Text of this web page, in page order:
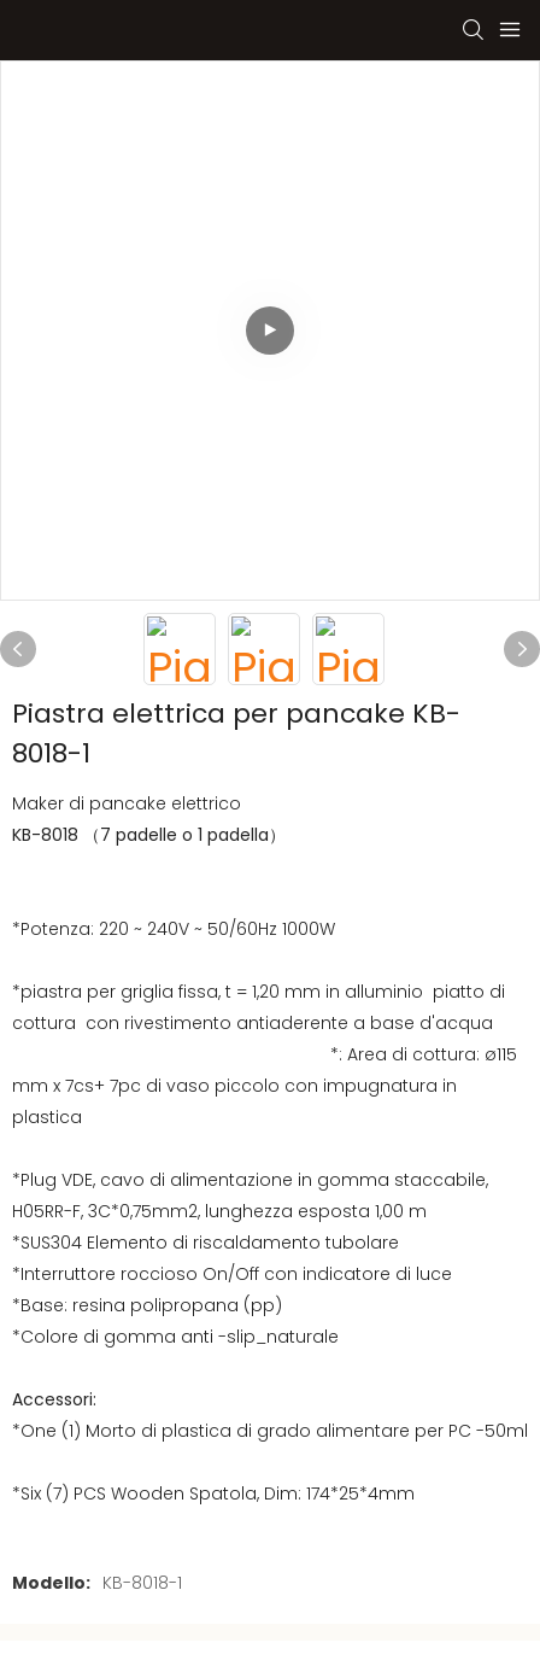
Piastra elettrica per pancake KB-
8018-1
Maker di pancake elettrico
KB-8018 （7 padelle o 1 padella）
*Potenza: 220 ~ 240V ~ 50/60Hz 1000W
*piastra per griglia fissa, t = 1,20 mm in alluminio piatto di
cottura con rivestimento antiaderente a base d'acqua
*: Area di cottura: ø115
mm x 7cs+ 7pc di vaso piccolo con impugnatura in
plastica
*Plug VDE, cavo di alimentazione in gomma staccabile,
H05RR-F, 3C*0,75mm2, lunghezza esposta 1,00 m
*SUS304 Elemento di riscaldamento tubolare
*Interruttore roccioso On/Off con indicatore di luce
*Base: resina polipropana (pp)
*Colore di gomma anti -slip_naturale
Accessori:
*One (1) Morto di plastica di grado alimentare per PC -50ml
*Six (7) PCS Wooden Spatola, Dim: 174*25*4mm
Modello: KB-8018-1